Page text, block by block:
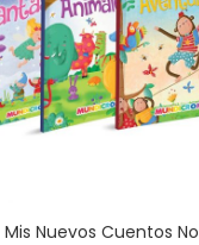
Mis Nuevos Cuentos No